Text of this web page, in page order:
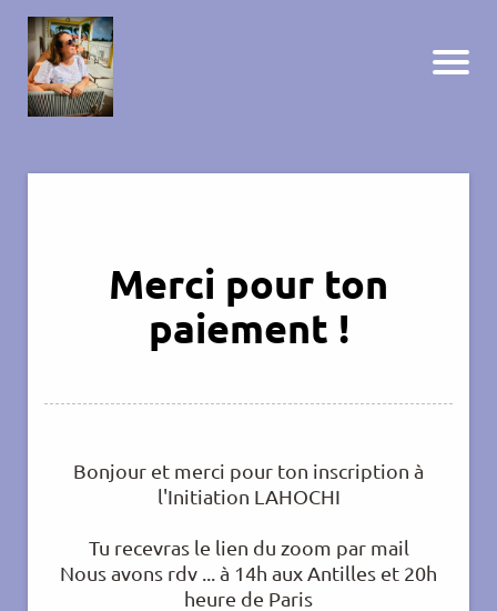
Merci pour ton
paiement !
Bonjour et merci pour ton inscription à
l'Initiation LAHOCHI
Tu recevras le lien du zoom par mail
Nous avons rdv ... à 14h aux Antilles et 20h
heure de Paris